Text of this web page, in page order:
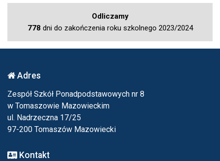
Odliczamy
778 dni do zakończenia roku szkolnego 2023/2024
Adres
Zespół Szkół Ponadpodstawowych nr 8
w Tomaszowie Mazowieckim
ul. Nadrzeczna 17/25
97-200 Tomaszów Mazowiecki
Kontakt